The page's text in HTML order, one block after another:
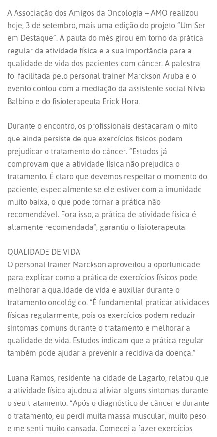
A Associação dos Amigos da Oncologia – AMO realizou
hoje, 3 de setembro, mais uma edição do projeto “Um Ser
em Destaque”. A pauta do mês girou em torno da prática
regular da atividade física e a sua importância para a
qualidade de vida dos pacientes com câncer. A palestra
foi facilitada pelo personal trainer Marckson Aruba e o
evento contou com a mediação da assistente social Nívia
Balbino e do fisioterapeuta Erick Hora.
Durante o encontro, os profissionais destacaram o mito
que ainda persiste de que exercícios físicos podem
prejudicar o tratamento do câncer. “Estudos já
comprovam que a atividade física não prejudica o
tratamento. É claro que devemos respeitar o momento do
paciente, especialmente se ele estiver com a imunidade
muito baixa, o que pode tornar a prática não
recomendável. Fora isso, a prática de atividade física é
altamente recomendada”, garantiu o fisioterapeuta.
QUALIDADE DE VIDA
O personal trainer Marckson aproveitou a oportunidade
para explicar como a prática de exercícios físicos pode
melhorar a qualidade de vida e auxiliar durante o
tratamento oncológico. “É fundamental praticar atividades
físicas regularmente, pois os exercícios podem reduzir
sintomas comuns durante o tratamento e melhorar a
qualidade de vida. Estudos indicam que a prática regular
também pode ajudar a prevenir a recidiva da doença.”
Luana Ramos, residente na cidade de Lagarto, relatou que
a atividade física ajudou a aliviar alguns sintomas durante
o seu tratamento. “Após o diagnóstico de câncer e durante
o tratamento, eu perdi muita massa muscular, muito peso
e me senti muito cansada. Comecei a fazer exercícios